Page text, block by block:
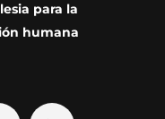
para la
humana